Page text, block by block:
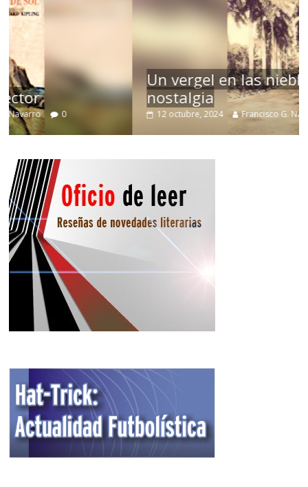
Un vergel en las nieblas de la
nostalgia
12 octubre, 2024 Francisco G. Navarro 0